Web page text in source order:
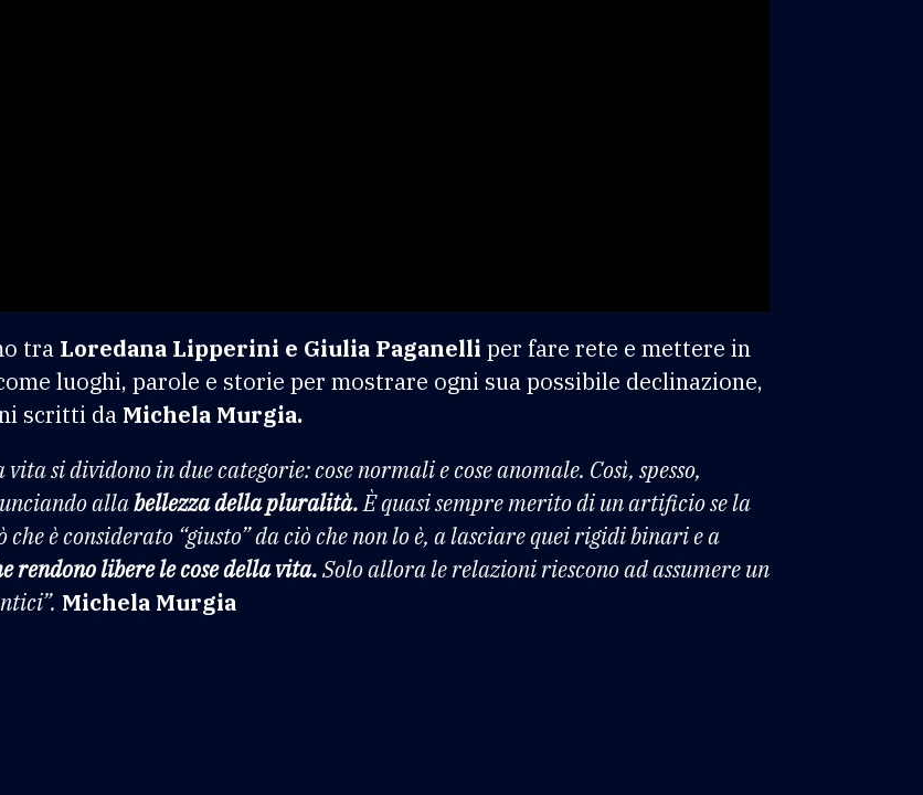
tra Loredana Lipperini e Giulia Paganelli per fare rete e mettere in
luoghi, parole e storie per mostrare ogni sua possibile declinazione,
scritti da Michela Murgia.
si dividono in due categorie: cose normali e cose anomale. Così, spesso,
allabellezza della pluralità.È quasi sempre merito di un artificio se la
è considerato “giusto” da ciò che non lo è, a lasciare quei rigidi binari e a
rendono libere le cose della vita.Solo allora le relazioni riescono ad assumere un
Michela Murgia